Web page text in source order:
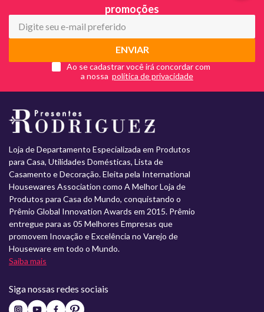
promoções
ENVIAR
Ao se cadastrar você irá concordar com
a nossa
Loja de Departamento Especializada em Produtos
para Casa, Utilidades Domésticas, Lista de
Casamento e Decoração. Eleita pela International
Housewares Association como A Melhor Loja de
Produtos para Casa do Mundo, conquistando o
Prêmio Global Innovation Awards em 2015. Prêmio
entregue para as 05 Melhores Empresas que
promovem Inovação e Excelência no Varejo de
Houseware em todo o Mundo.
Saiba mais
Siga nossas redes sociais